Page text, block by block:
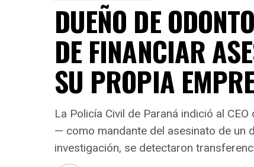
DUEÑO DE
DE FINANCIAR
SU PROPIA
La Policía Civil de Paraná indició al
— como mandante del asesinato de un
investigación, se detectaron